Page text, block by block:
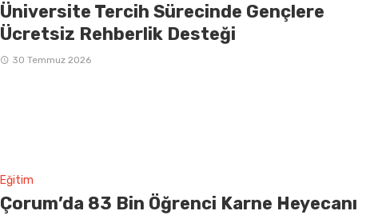
Üniversite Tercih Sürecinde Gençlere
Ücretsiz Rehberlik Desteği
30 Temmuz 2026
Eğitim
Çorum’da 83 Bin Öğrenci Karne Heyecanı